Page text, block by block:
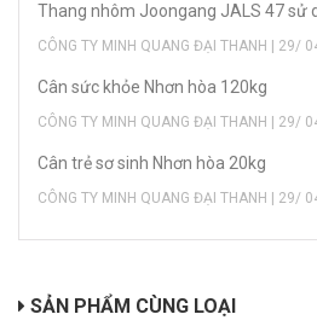
Thang nhôm Joongang JALS 47 sử
CÔNG TY MINH QUANG ĐẠI THANH | 29/
Cân sức khỏe Nhơn hòa 120kg
CÔNG TY MINH QUANG ĐẠI THANH | 29/
Cân trẻ sơ sinh Nhơn hòa 20kg
CÔNG TY MINH QUANG ĐẠI THANH | 29/
SẢN PHẨM CÙNG LOẠI